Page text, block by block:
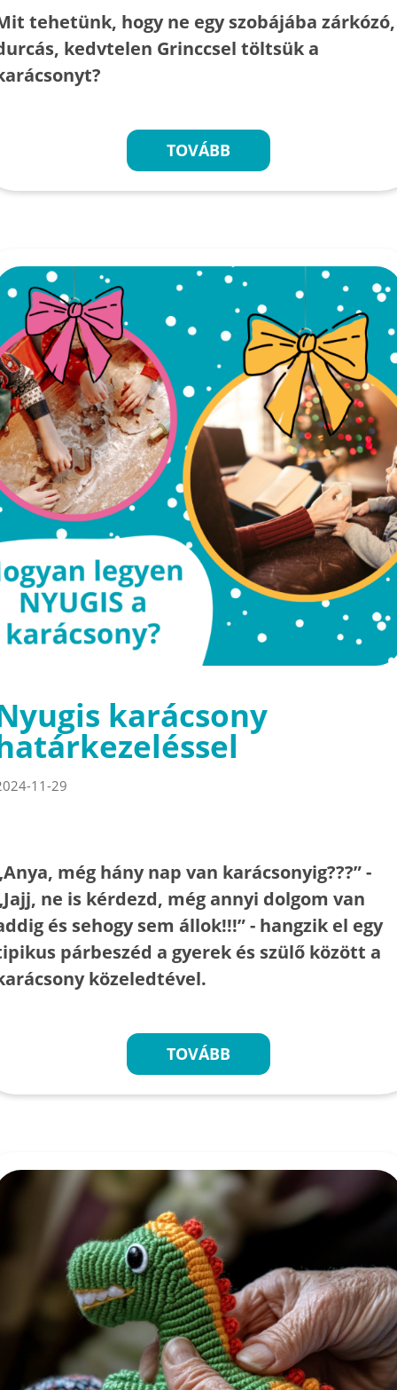
tehetünk, hogy ne egy szobájába zárkózó,
kedvtelen Grinccsel töltsük a
TOVÁBB
karácsony
11-29
még hány nap van karácsonyig???” -
ne is kérdezd, még annyi dolgom van
és sehogy sem állok!!!” - hangzik el egy
párbeszéd a gyerek és szülő között a
közeledtével.
TOVÁBB